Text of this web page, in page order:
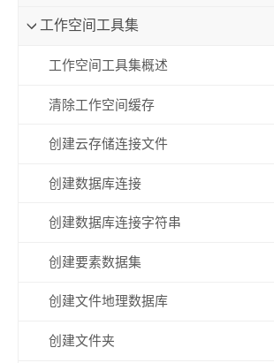
工作空间工具集
工作空间工具集概述
清除工作空间缓存
创建云存储连接文件
创建数据库连接
创建数据库连接字符串
创建要素数据集
创建文件地理数据库
创建文件夹